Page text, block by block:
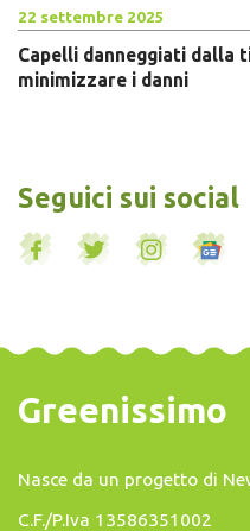
22 settembre 2025
Capelli danneggiati dalla
minimizzare i danni
Seguici sui social
Greenissimo
Nasce da un progetto di
C.F./P.Iva 13586351002